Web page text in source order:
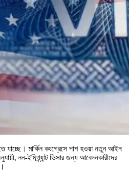
যাচ্ছে। মার্কিন কংগ্রেসে পাশ হওয়া নতুন আইন
নন-ইমিগ্র্যান্ট ভিসার জন্য আবেদনকারীদের